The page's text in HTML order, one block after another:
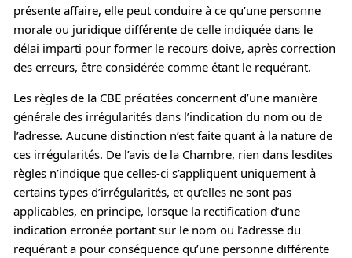
présente affaire, elle peut conduire à ce qu’une personne
morale ou juridique différente de celle indiquée dans le
délai imparti pour former le recours doive, après correction
des erreurs, être considérée comme étant le requérant.
Les règles de la CBE précitées concernent d’une manière
générale des irrégularités dans l’indication du nom ou de
l’adresse. Aucune distinction n’est faite quant à la nature de
ces irrégularités. De l’avis de la Chambre, rien dans lesdites
règles n’indique que celles-ci s’appliquent uniquement à
certains types d’irrégularités, et qu’elles ne sont pas
applicables, en principe, lorsque la rectification d’une
indication erronée portant sur le nom ou l’adresse du
requérant a pour conséquence qu’une personne différente